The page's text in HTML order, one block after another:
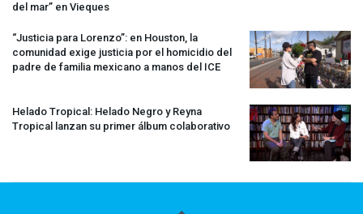
del mar” en Vieques
“Justicia para Lorenzo”: en Houston, la
comunidad exige justicia por el homicidio del
padre de familia mexicano a manos del ICE
Helado Tropical: Helado Negro y Reyna
Tropical lanzan su primer álbum colaborativo